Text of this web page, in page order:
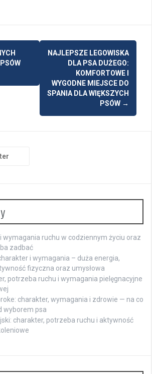
NAJLEPSZE LEGOWISKA
DLA PSA DUŻEGO:
KOMFORTOWE I
WYGODNE MIEJSCE DO
SPANIA DLA WIĘKSZYCH
PSÓW →
wymagania ruchu w codziennym życiu oraz
zadbać
i wymagania – duża energia,
fizyczna oraz umysłowa
potrzeba ruchu i wymagania pielęgnacyjne
charakter, wymagania i zdrowie — na co
wyborem psa
charakter, potrzeba ruchu i aktywność